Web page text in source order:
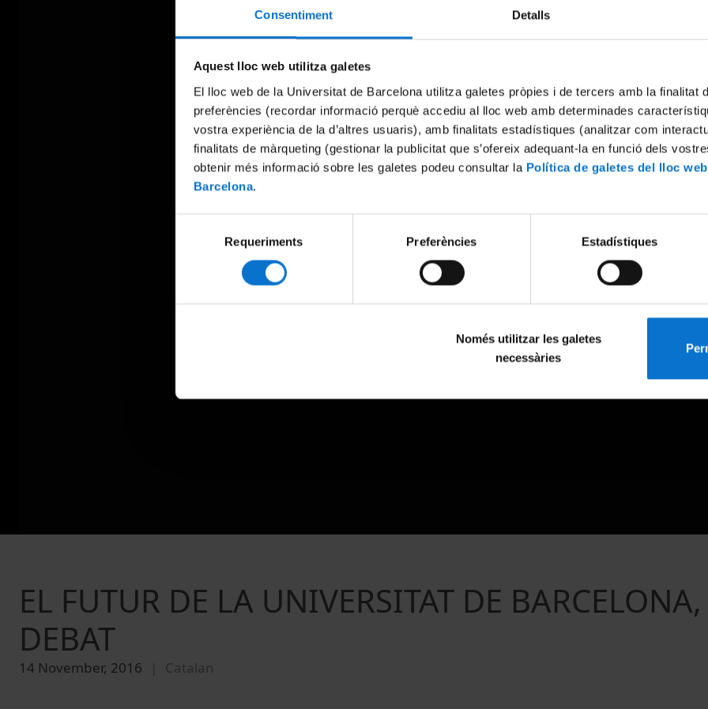
Consentiment Detalls
Aquest lloc web utilitza galetes
El lloc web de la Universitat de Barcelona utilitza galetes pròpies i de tercers amb la finalitat
preferències (recordar informació perquè accediu al lloc web amb determinades
vostra experiència de la d’altres usuaris), amb finalitats estadístiques (analitzar com
finalitats de màrqueting (gestionar la publicitat que s’ofereix adequant-la en funció dels
obtenir més informació sobre les galetes podeu consultar la Política de galetes del lloc
Barcelona.
consentiment
Requeriments Preferències Estadístiques
Només utilitzar les galetes
necessàries
EL FUTUR DE LA UNIVERSITAT DE
DEBAT
14 November, 2016 Catalan